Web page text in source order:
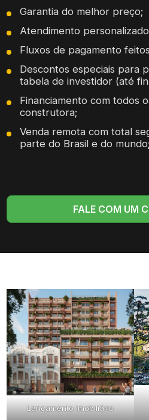
Garantia do melhor preço;
Atendimento
Fluxos de pagamento
Descontos especiais para
tabela de investidor (até
Financiamento com todos
construtora;
Venda remota com total
parte do Brasil e do mundo;
FALE COM UM
Lançamento imobiliário